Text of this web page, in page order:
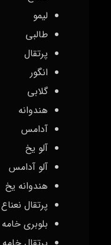
هندوانه نعناع
گریپ فروت
طعم‌های سبک
میگرنی یا
سنگین
همانطور که با
قلیان انتخاب شوند.
دودلند به
کیفیت برتر و